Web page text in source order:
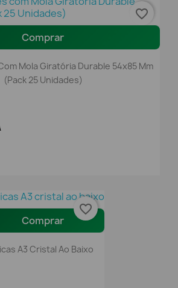
Comprar
Mola Giratória Durable 54x85 Mm
(Pack 25 Unidades)
favorite_border
Comprar
A3 Cristal Ao Baixo
favorite_border